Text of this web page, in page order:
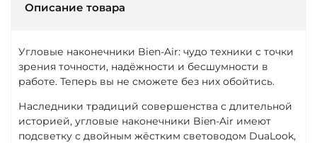
Описание товара
Угловые наконечники Bien-Air: чудо техники с точки
зрения точности, надёжности и бесшумности в
работе. Теперь вы не сможете без них обойтись.
Наследники традиций совершенства с длительной
историей, угловые наконечники Bien-Air имеют
подсветку с двойным жёстким световодом DuaLook,